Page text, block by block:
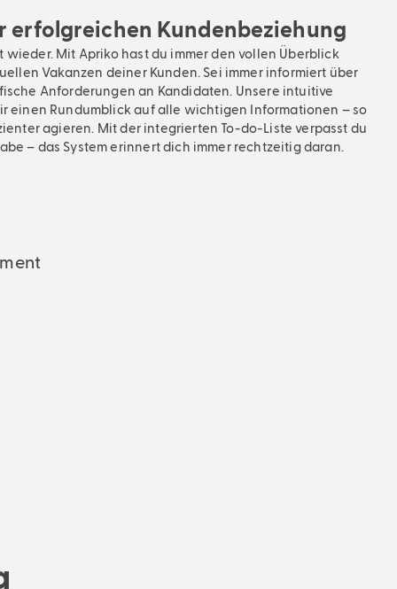
erfolgreichen Kundenbeziehung
wieder. Mit Apriko hast du immer den vollen Überblick
Vakanzen deiner Kunden. Sei immer informiert über
Anforderungen an Kandidaten. Unsere intuitive
einen Rundumblick auf alle wichtigen Informationen – so
agieren. Mit der integrierten To-do-Liste verpasst du
– das System erinnert dich immer rechtzeitig daran.